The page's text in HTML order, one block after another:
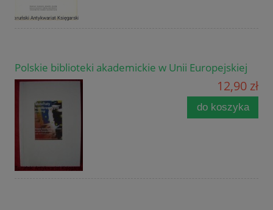
Polskie biblioteki akademickie w Unii Europejskiej
12,90 zł
do koszyka